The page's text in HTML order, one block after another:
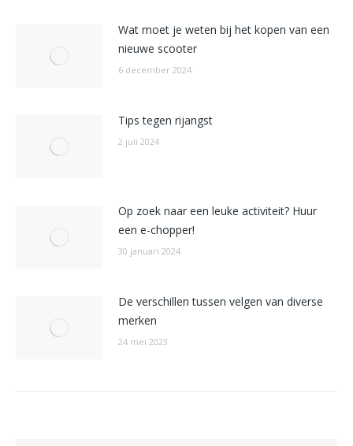
Wat moet je weten bij het kopen van een
nieuwe scooter
6 december 2024
Tips tegen rijangst
2 juli 2024
Op zoek naar een leuke activiteit? Huur
een e-chopper!
30 januari 2024
De verschillen tussen velgen van diverse
merken
24 mei 2023